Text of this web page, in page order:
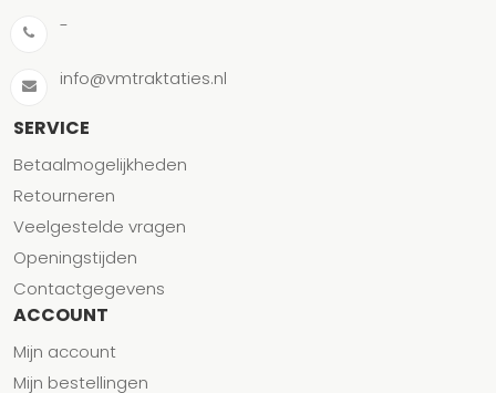
-
info@vmtraktaties.nl
SERVICE
Betaalmogelijkheden
Retourneren
Veelgestelde vragen
Openingstijden
Contactgegevens
ACCOUNT
Mijn account
Mijn bestellingen